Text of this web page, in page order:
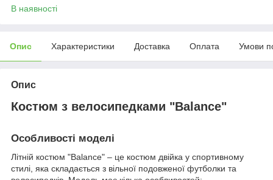
В наявності
Опис Характеристики Доставка Оплата Умови
Опис
Костюм з велосипедками "Balance"
Особливості моделі
Літній костюм "Balance" – це костюм двійка у спортивному
стилі, яка складається з вільної подовженої футболки та